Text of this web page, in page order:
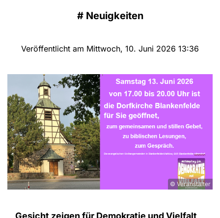
# Neuigkeiten
Veröffentlicht am Mittwoch, 10. Juni 2026 13:36
© Veranstalter
Gesicht zeigen für Demokratie und Vielfalt